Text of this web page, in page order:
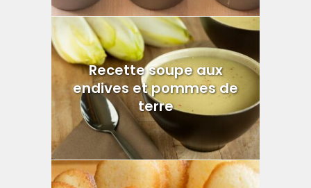
Recette soupe aux
endives et pommes de
terre